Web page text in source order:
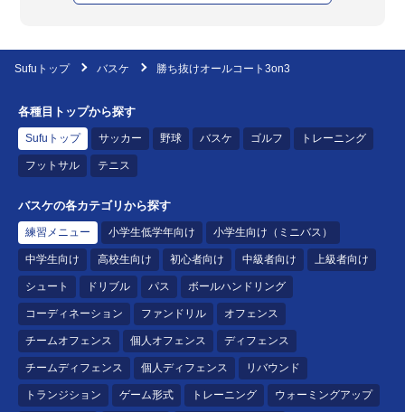
Sufuトップ バスケ 勝ち抜けオールコート3on3
各種目トップから探す
Sufuトップ サッカー 野球 バスケ ゴルフ トレーニング
フットサル テニス
バスケの各カテゴリから探す
練習メニュー 小学生低学年向け 小学生向け（ミニバス）
中学生向け 高校生向け 初心者向け 中級者向け 上級者向け
シュート ドリブル パス ボールハンドリング
コーディネーション ファンドリル オフェンス
チームオフェンス 個人オフェンス ディフェンス
チームディフェンス 個人ディフェンス リバウンド
トランジション ゲーム形式 トレーニング ウォーミングアップ